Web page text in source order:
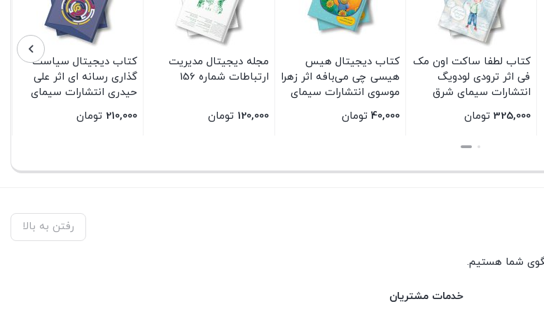
کتاب لطفا ساکت اون مک
فی اثر ترودی لودویگ
انتشارات سیمای شرق
325,000 تومان
کتاب دیجیتال هیس
هیسی چی می‌بافه اثر زهرا
موسوی انتشارات سیمای
40,000 تومان
مجله دیجیتال مدیریت
ارتباطات شماره 156
120,000 تومان
کتاب دیجیتال سیاست
گذاری رسانه ای اثر علی
حیدری انتشارات سیمای
210,000 تومان
رفتن به بالا
خدمات مشتریان